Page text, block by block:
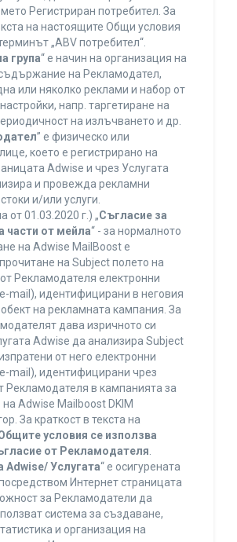
Регистриран потребител. За
на настоящите Общи условия
„ABV потребител“.
група“ е начин на организация на
на Рекламодател,
или няколко реклами и набор от
напр. таргетиране на
на излъчването и др.
” е физическо или
което е регистрирано на
Adwise и чрез Услугата
и провежда рекламни
и/или услуги.
от 01.03.2020 г.) „Съгласие за
части от мейла“ - за нормалното
на Adwise MailBoost е
на Subject полето на
Рекламодателя електронни
mail), идентифицирани в неговия
на рекламната кампания. За
дава изричното си
Adwise да анализира Subject
от него електронни
mail), идентифицирани чрез
Рекламодателя в кампанията за
Adwise Mailboost DKIM
За краткост в текста на
условия се използва
от Рекламодателя.
Adwise/ Услугата“ е осигурената
Интернет страницата
за Рекламодатели да
система за създаване,
и организация на